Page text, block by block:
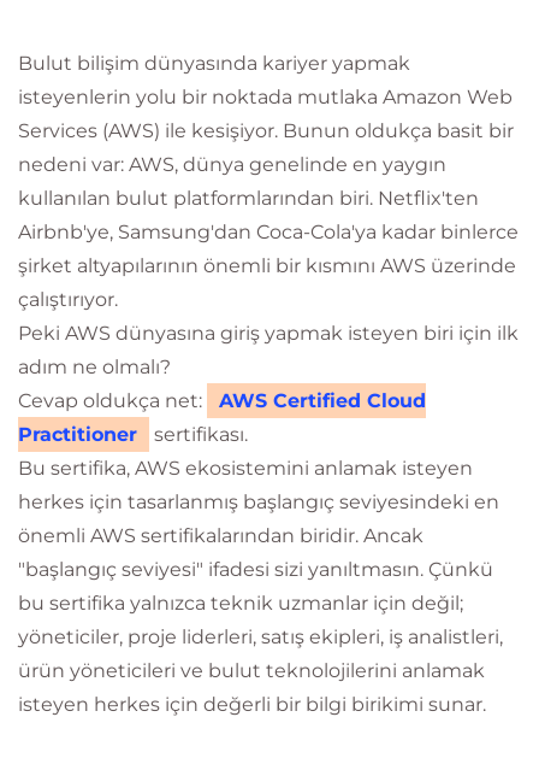
Bulut bilişim dünyasında kariyer yapmak
isteyenlerin yolu bir noktada mutlaka Amazon Web
Services (AWS) ile kesişiyor. Bunun oldukça basit bir
nedeni var: AWS, dünya genelinde en yaygın
kullanılan bulut platformlarından biri. Netflix'ten
Airbnb'ye, Samsung'dan Coca-Cola'ya kadar binlerce
şirket altyapılarının önemli bir kısmını AWS üzerinde
çalıştırıyor.
Peki AWS dünyasına giriş yapmak isteyen biri için ilk
adım ne olmalı?
Cevap oldukça net:
AWS Certified Cloud
Practitioner
sertifikası.
Bu sertifika, AWS ekosistemini anlamak isteyen
herkes için tasarlanmış başlangıç seviyesindeki en
önemli AWS sertifikalarından biridir. Ancak
"başlangıç seviyesi" ifadesi sizi yanıltmasın. Çünkü
bu sertifika yalnızca teknik uzmanlar için değil;
yöneticiler, proje liderleri, satış ekipleri, iş analistleri,
ürün yöneticileri ve bulut teknolojilerini anlamak
isteyen herkes için değerli bir bilgi birikimi sunar.